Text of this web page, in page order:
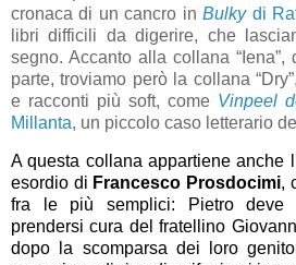
cronaca di un cancro inBulkydi
libri difficili da digerire, che
segno. Accanto alla collana
parte, troviamo però la collana
e racconti più soft, come Vinpeel
Millanta, un piccolo caso letterario
A questa collana appartiene anche
esordio di Francesco Prosdocimi,
fra le più semplici: Pietro deve
prendersi cura del fratellino
dopo la scomparsa dei loro